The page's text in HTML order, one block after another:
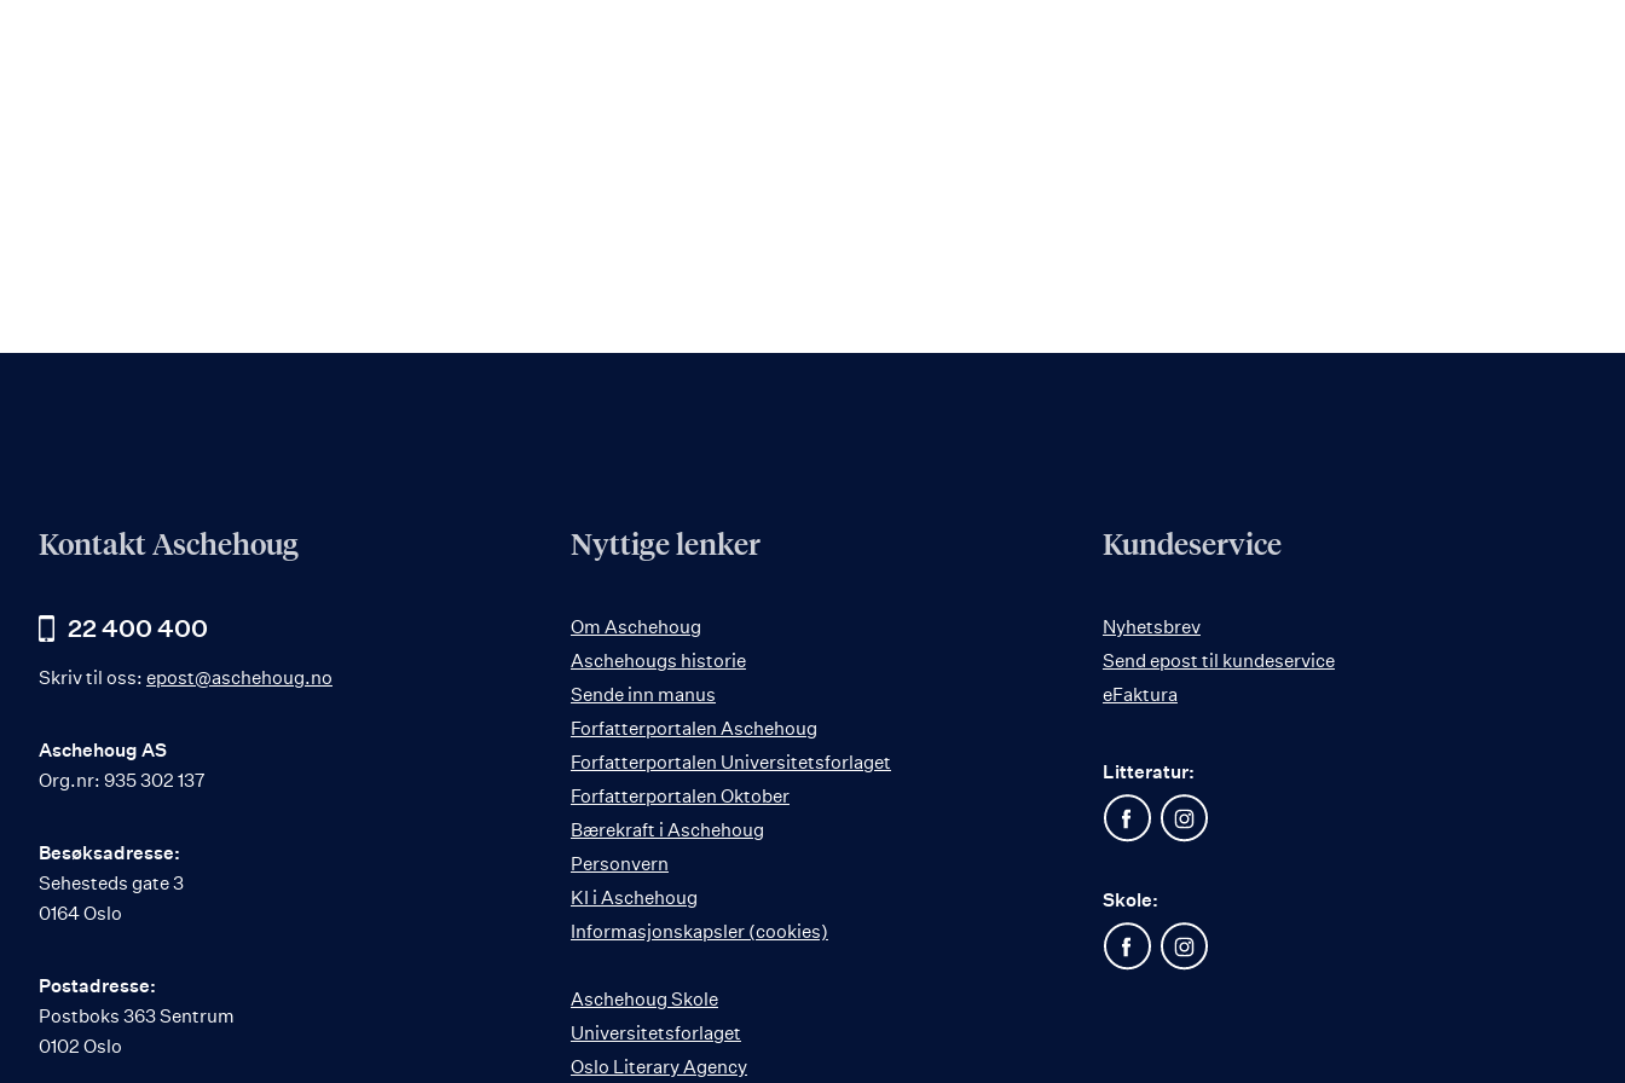
Kontakt Aschehoug
22 400 400
Skriv til oss: epost@aschehoug.no
Aschehoug AS
Org.nr: 935 302 137
Besøksadresse:
Sehesteds gate 3
0164 Oslo
Postadresse:
Postboks 363 Sentrum
0102 Oslo
Nyttige lenker
Om Aschehoug
Aschehougs historie
Sende inn manus
Forfatterportalen Aschehoug
Forfatterportalen Universitetsforlaget
Forfatterportalen Oktober
Bærekraft i Aschehoug
Personvern
KI i Aschehoug
Informasjonskapsler (cookies)
Aschehoug Skole
Universitetsforlaget
Oslo Literary Agency
Kundeservice
Nyhetsbrev
Send epost til kundeservice
eFaktura
Litteratur:
Skole: